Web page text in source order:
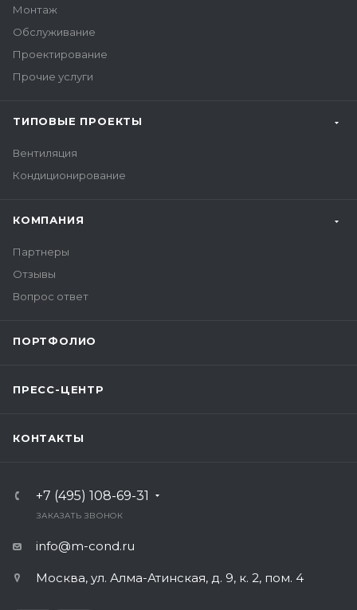
Монтаж
Обслуживание
Проектирование
Прочие услуги
ТИПОВЫЕ ПРОЕКТЫ
Вентиляция
Кондиционирование
КОМПАНИЯ
Партнеры
Отзывы
Вопрос ответ
ПОРТФОЛИО
ПРЕСС-ЦЕНТР
КОНТАКТЫ
+7 (495) 108-69-31
ЗАКАЗАТЬ ЗВОНОК
info@m-cond.ru
Москва, ул. Алма-Атинская, д. 9, к. 2, пом. 4